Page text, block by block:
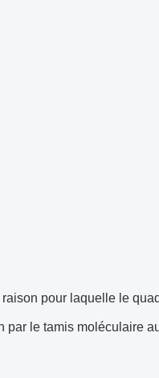
pour laquelle le
le tamis moléculaire